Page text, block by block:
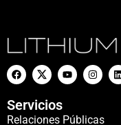
Servicios
Relaciones Públicas